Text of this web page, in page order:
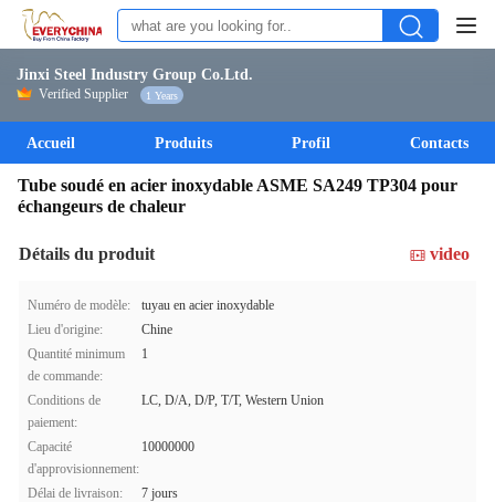
Jinxi Steel Industry Group Co.Ltd.
Verified Supplier 1 Years
Accueil Produits Profil Contacts
Tube soudé en acier inoxydable ASME SA249 TP304 pour
échangeurs de chaleur
Détails du produit video
Numéro de modèle:
tuyau en acier inoxydable
Lieu d'origine:
Chine
Quantité minimum
de commande:
1
Conditions de
paiement:
LC, D/A, D/P, T/T, Western Union
Capacité
d'approvisionnement:
10000000
Délai de livraison:
7 jours